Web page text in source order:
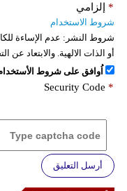
إلزامي *
شروط الاستخدام
شروط النشر: عدم الإساءة
أو الذات الالهية. والابتعاد
اُوافق على شروط
Security Code *
أرسل التعليق